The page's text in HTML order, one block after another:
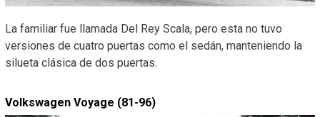
La familiar fue llamada Del Rey Scala, pero esta no tuvo
versiones de cuatro puertas como el sedán, manteniendo la
silueta clásica de dos puertas.
Volkswagen Voyage (81-96)